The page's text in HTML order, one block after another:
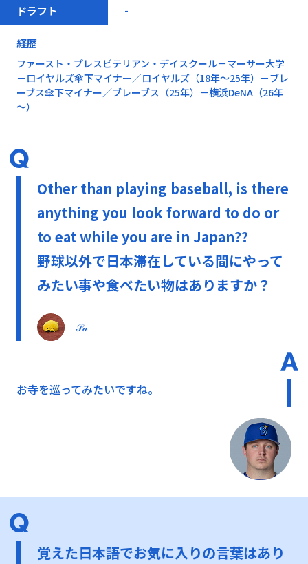
ドラフト -
経歴
ファースト・プレスビテリアン・デイスクール－マーサー大学
－ロイヤルズ傘下マイナー／ロイヤルズ（18年～25年）－ブレ
ーブス傘下マイナー／ブレーブス（25年）－横浜DeNA（26年
～）
Other than playing baseball, is there
anything you look forward to do or
to eat while you are in Japan??
野球以外で日本滞在している間にやって
みたい事や食べたい物はありますか？
𝒮𝒶
お寺を巡ってみたいですね。
覚えた日本語でお気に入りの言葉はあり